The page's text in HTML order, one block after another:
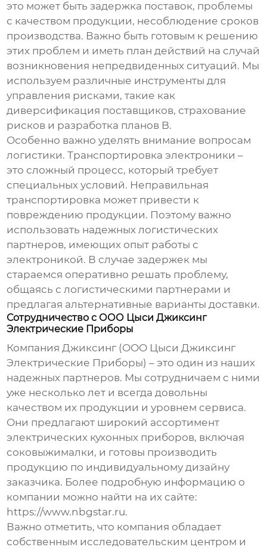
это может быть задержка поставок, проблемы
с качеством продукции, несоблюдение сроков
производства. Важно быть готовым к решению
этих проблем и иметь план действий на случай
возникновения непредвиденных ситуаций. Мы
используем различные инструменты для
управления рисками, такие как
диверсификация поставщиков, страхование
рисков и разработка планов B.
Особенно важно уделять внимание вопросам
логистики. Транспортировка электроники –
это сложный процесс, который требует
специальных условий. Неправильная
транспортировка может привести к
повреждению продукции. Поэтому важно
использовать надежных логистических
партнеров, имеющих опыт работы с
электроникой. В случае задержек мы
стараемся оперативно решать проблему,
общаясь с логистическими партнерами и
предлагая альтернативные варианты доставки.
Сотрудничество с ООО Цыси Джиксинг
Электрические Приборы
Компания Джиксинг (ООО Цыси Джиксинг
Электрические Приборы) – это один из наших
надежных партнеров. Мы сотрудничаем с ними
уже несколько лет и всегда довольны
качеством их продукции и уровнем сервиса.
Они предлагают широкий ассортимент
электрических кухонных приборов, включая
соковыжималки, и готовы производить
продукцию по индивидуальному дизайну
заказчика. Более подробную информацию о
компании можно найти на их сайте:
https://www.nbgstar.ru.
Важно отметить, что компания обладает
собственным исследовательским центром и